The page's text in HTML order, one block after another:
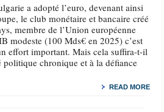
a adopté l’euro, devenant ainsi
le club monétaire et bancaire créé
membre de l’Union européenne
modeste (100 Mds€ en 2025) c’est
effort important. Mais cela suffira-t-il
chronique et à la défiance
READ MORE